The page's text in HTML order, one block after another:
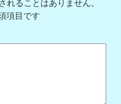
れることはありません。
項目です